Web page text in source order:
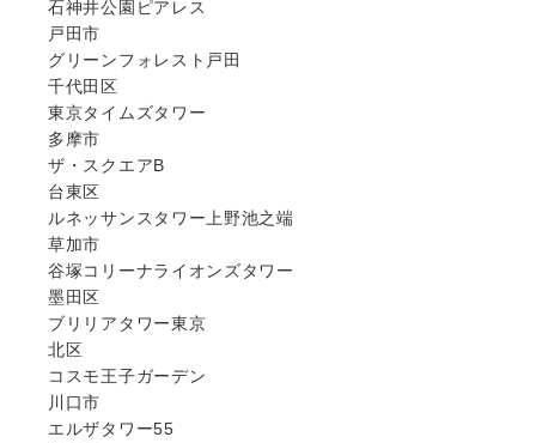
石神井公園ピアレス
戸田市
グリーンフォレスト戸田
千代田区
東京タイムズタワー
多摩市
ザ・スクエアB
台東区
ルネッサンスタワー上野池之端
草加市
谷塚コリーナライオンズタワー
墨田区
ブリリアタワー東京
北区
コスモ王子ガーデン
川口市
エルザタワー55